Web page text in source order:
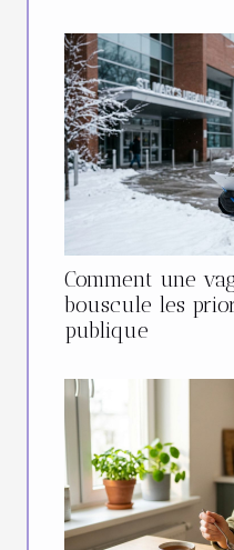
Comment une
bouscule les
publique